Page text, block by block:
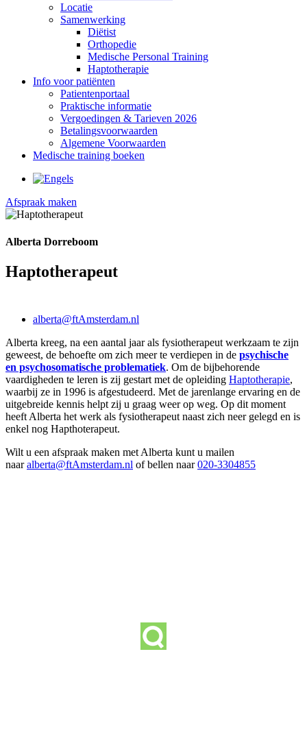
Locatie
Samenwerking
Diëtist
Orthopedie
Medische Personal Training
Haptotherapie
Info voor patiënten
Patientenportaal
Praktische informatie
Vergoedingen & Tarieven 2026
Betalingsvoorwaarden
Algemene Voorwaarden
Medische training boeken
Afspraak maken
Alberta Dorreboom
Haptotherapeut
alberta@ftAmsterdam.nl
Alberta kreeg, na een aantal jaar als fysiotherapeut werkzaam te zijn
geweest, de behoefte om zich meer te verdiepen in de psychische
en psychosomatische problematiek. Om de bijbehorende
vaardigheden te leren is zij gestart met de opleiding Haptotherapie,
waarbij ze in 1996 is afgestudeerd. Met de jarenlange ervaring en de
uitgebreide kennis helpt zij u graag weer op weg. Op dit moment
heeft Alberta het werk als fysiotherapeut naast zich neer gelegd en is
enkel nog Hapthoterapeut.
Wilt u een afspraak maken met Alberta kunt u mailen
naaralberta@ftAmsterdam.nl of bellen naar020-3304855